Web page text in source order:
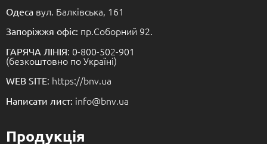
Одеса вул. Балківська, 161
Запоріжжя офіс: пр.Соборний 92.
ГАРЯЧА ЛІНІЯ: 0-800-502-901
(безкоштовно по Україні)
WEB SITE: https://bnv.ua
Написати лист: info@bnv.ua
Продукція